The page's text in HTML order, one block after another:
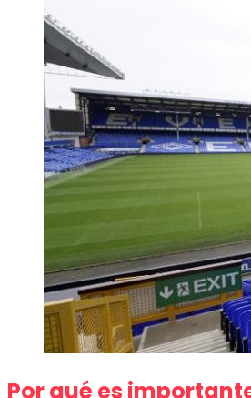
Por qué es